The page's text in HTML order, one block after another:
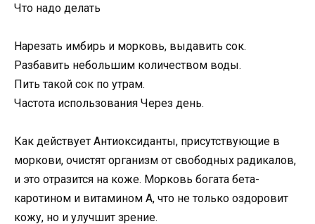
Что надо делать
Нарезать имбирь и морковь, выдавить сок.
Разбавить небольшим количеством воды.
Пить такой сок по утрам.
Частота использования Через день.
Как действует Антиоксиданты, присутствующие в
моркови, очистят организм от свободных радикалов,
и это отразится на коже. Морковь богата бета-
каротином и витамином А, что не только оздоровит
кожу, но и улучшит зрение.